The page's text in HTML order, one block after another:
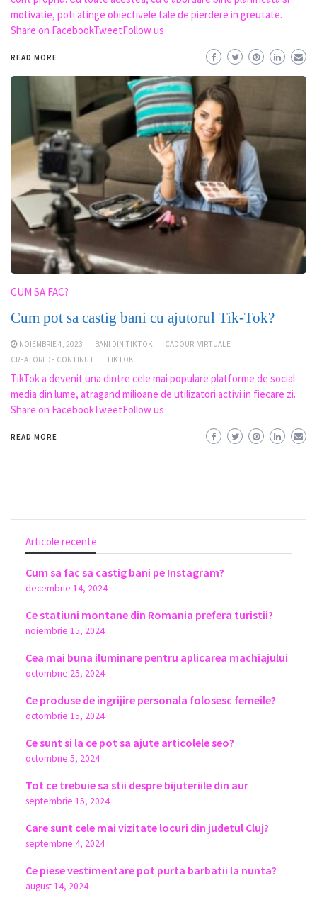
motivatie, poti atinge obiectivele tale de pierdere in greutate.
Share on FacebookTweetFollow us
READ MORE
CUM SA FAC?
Cum pot sa castig bani cu ajutorul Tik-Tok?
NOIEMBRIE 4, 2023 BANI DIN TIKTOK
CADOURI VIRTUALE
CREATORI DE CONTINUT
TIKTOK
TikTok a devenit una dintre cele mai populare platforme de social
media din lume, atragand milioane de utilizatori activi in fiecare zi.
Share on FacebookTweetFollow us
READ MORE
Articole recente
Cum sa fac sa castig bani pe Instagram?
decembrie 14, 2024
Ce statiuni montane din Romania prefera turistii?
noiembrie 15, 2024
Cea mai buna iluminare pentru aplicarea machiajului
octombrie 25, 2024
Ce produse de ingrijire personala folosesc femeile?
octombrie 15, 2024
Ce sunt si la ce pot sa ajute articolele seo?
octombrie 5, 2024
Tot ce trebuie sa stii despre bijuteriile din aur
septembrie 15, 2024
Care sunt cele mai vizitate locuri din judetul Cluj?
septembrie 4, 2024
Ce piese vestimentare pot purta barbatii la nunta?
august 14, 2024